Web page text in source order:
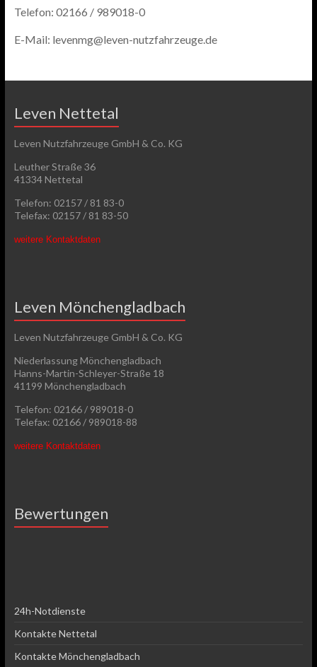
Telefon: 02166 / 989018-0
E-Mail: levenmg@leven-nutzfahrzeuge.de
Leven Nettetal
Leven Nutzfahrzeuge GmbH & Co. KG
Leuther Straße 36
41334 Nettetal
Telefon: 02157 / 81 83-0
Telefax: 02157 / 81 83-50
weitere Kontaktdaten
Leven Mönchengladbach
Leven Nutzfahrzeuge GmbH & Co. KG
Niederlassung Mönchengladbach
Hanns-Martin-Schleyer-Straße 18
41199 Mönchengladbach
Telefon: 02166 / 989018-0
Telefax: 02166 / 989018-88
weitere Kontaktdaten
Bewertungen
24h-Notdienste
Kontakte Nettetal
Kontakte Mönchengladbach